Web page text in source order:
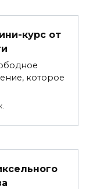
курс от
которое